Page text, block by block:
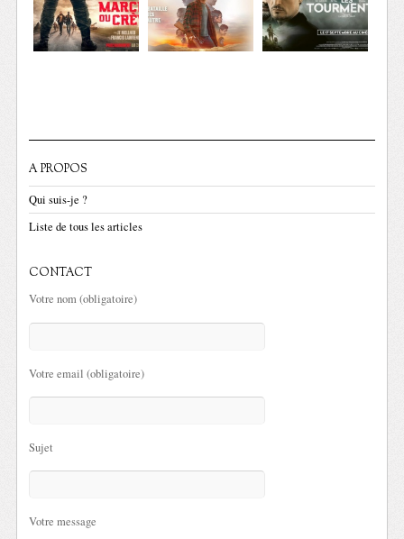
A PROPOS
Qui suis-je ?
Liste de tous les articles
CONTACT
Votre nom (obligatoire)
Votre email (obligatoire)
Sujet
Votre message